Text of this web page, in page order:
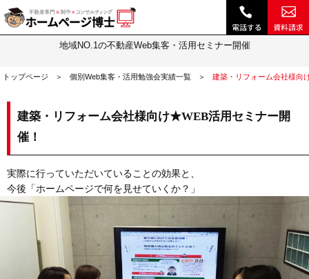
建築・リフォーム会社様向けWEB活用セミナー！【11/20】に行われたセミナー実績｜不動産 ホームページ制作・動画作成やSEOは『ホームページ博士』(博士.com)
個別Web集客・活用勉強会実績
地域NO.1の不動産Web集客・活用セミナー開催
トップページ 個別Web集客・活用勉強会実績一覧 建築・リフォーム会社様向
建築・リフォーム会社様向け★WEB活用セミナー開
催！
実際に行っていただいていることの効果と、
今後「ホームページで何を見せていくか？」